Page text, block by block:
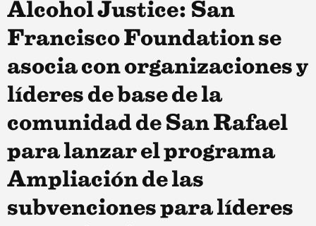
Alcohol Justice: San
Francisco Foundation se
asocia con organizaciones y
líderes de base de la
comunidad de San Rafael
para lanzar el programa
Ampliación de las
subvenciones para líderes